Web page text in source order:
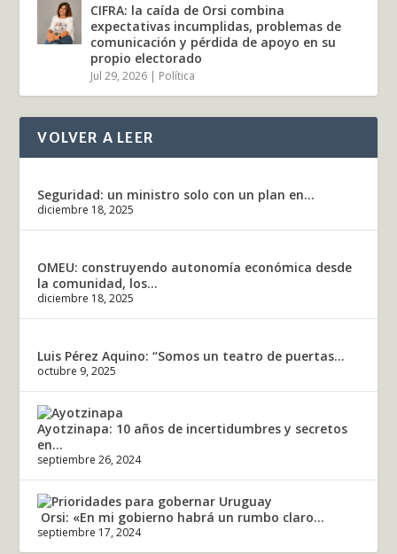
CIFRA: la caída de Orsi combina
expectativas incumplidas, problemas de
comunicación y pérdida de apoyo en su
propio electorado
Jul 29, 2026 | Política
VOLVER A LEER
Seguridad: un ministro solo con un plan en...
diciembre 18, 2025
OMEU: construyendo autonomía económica desde
la comunidad, los...
diciembre 18, 2025
Luis Pérez Aquino: “Somos un teatro de puertas...
octubre 9, 2025
Ayotzinapa: 10 años de incertidumbres y secretos
en...
septiembre 26, 2024
Orsi: «En mi gobierno habrá un rumbo claro...
septiembre 17, 2024